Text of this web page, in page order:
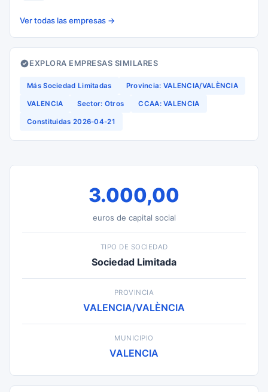
Ver todas las empresas →
EXPLORA EMPRESAS SIMILARES
Más Sociedad Limitadas Provincia: VALENCIA/VALÈNCIA
VALENCIA Sector: Otros CCAA: VALENCIA
Constituidas 2026-04-21
3.000,00
euros de capital social
TIPO DE SOCIEDAD
Sociedad Limitada
PROVINCIA
VALENCIA/VALÈNCIA
MUNICIPIO
VALENCIA